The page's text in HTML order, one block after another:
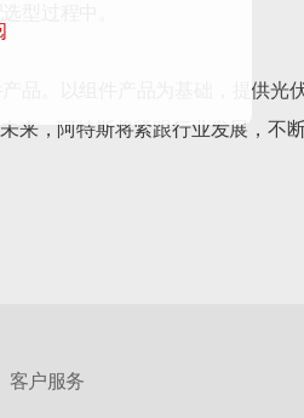
型过程中。
品。以组件产品为基础，提供光
来，阿特斯将紧跟行业发展，不
客户服务